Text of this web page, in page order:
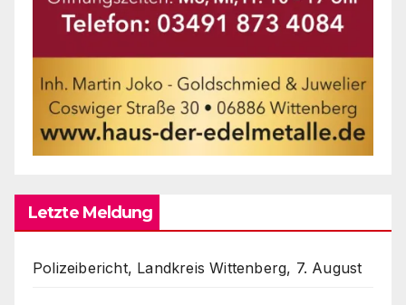
Letzte Meldung
Polizeibericht, Landkreis Wittenberg, 7. August